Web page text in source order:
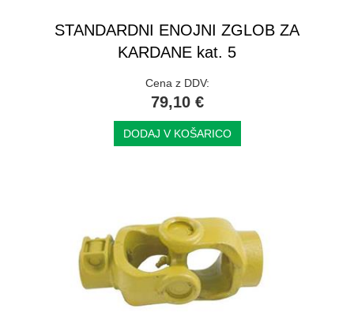
STANDARDNI ENOJNI ZGLOB ZA
KARDANE kat. 5
Cena z DDV:
79,10 €
DODAJ V KOŠARICO